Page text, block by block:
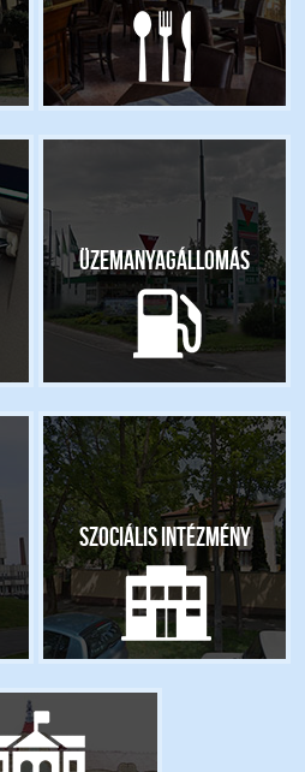
Üzemanyagállomás
Szociális intézmény